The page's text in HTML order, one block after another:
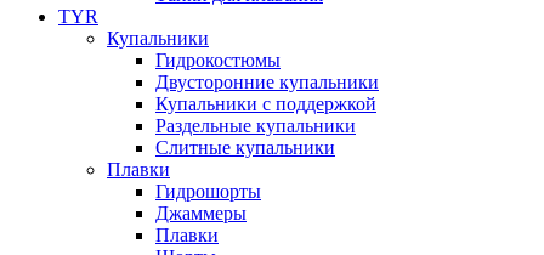
TYR
Купальники
Гидрокостюмы
Двусторонние купальники
Купальники с поддержкой
Раздельные купальники
Слитные купальники
Плавки
Гидрошорты
Джаммеры
Плавки